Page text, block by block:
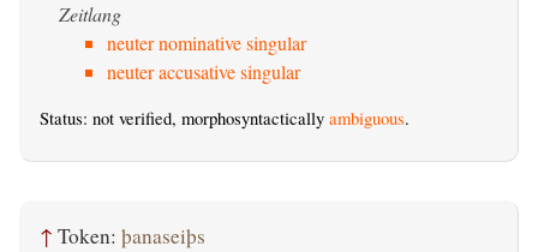
Zeitlang
neuter nominative singular
neuter accusative singular
Status: not verified, morphosyntactically ambiguous.
↑ Token: þanaseiþs